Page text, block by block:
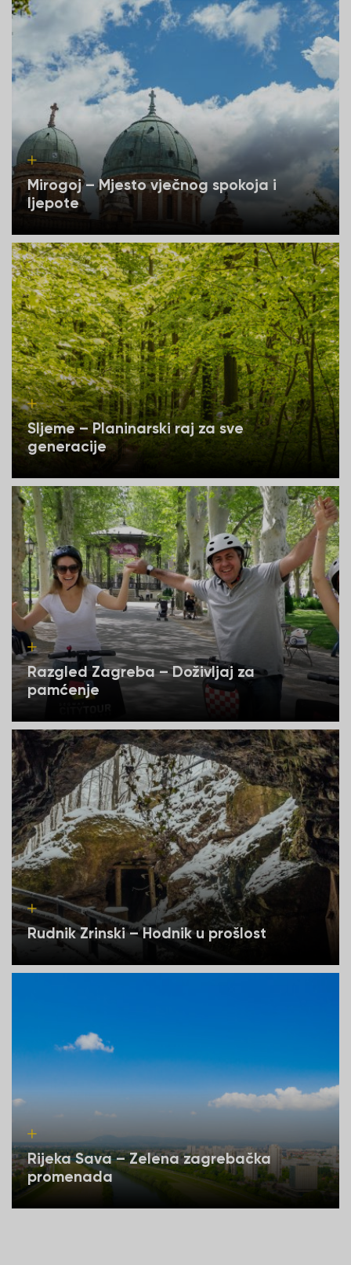
Mirogoj – Mjesto vječnog spokoja i
ljepote
Sljeme – Planinarski raj za sve
generacije
Razgled Zagreba – Doživljaj za
pamćenje
Rudnik Zrinski – Hodnik u prošlost
Rijeka Sava – Zelena zagrebačka
promenada